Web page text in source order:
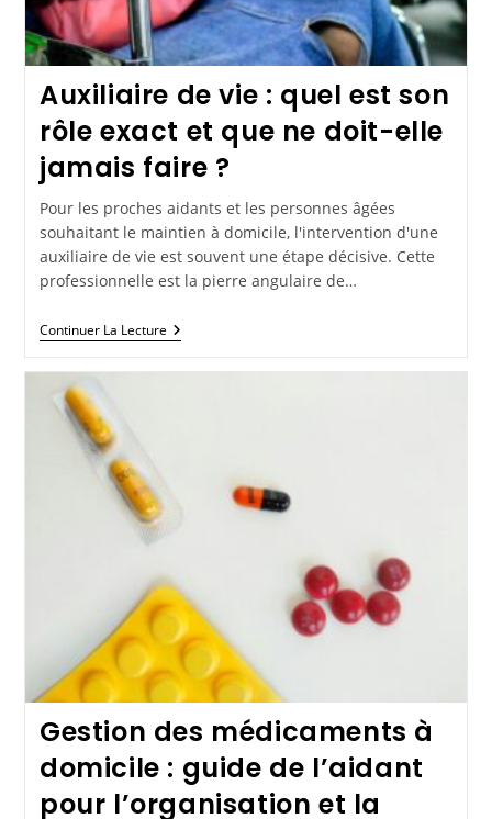
Auxiliaire de vie : quel est son
rôle exact et que ne doit-elle
jamais faire ?
Pour les proches aidants et les personnes âgées
souhaitant le maintien à domicile, l'intervention d'une
auxiliaire de vie est souvent une étape décisive. Cette
professionnelle est la pierre angulaire de…
Continuer La Lecture
Gestion des médicaments à
domicile : guide de l’aidant
pour l’organisation et la